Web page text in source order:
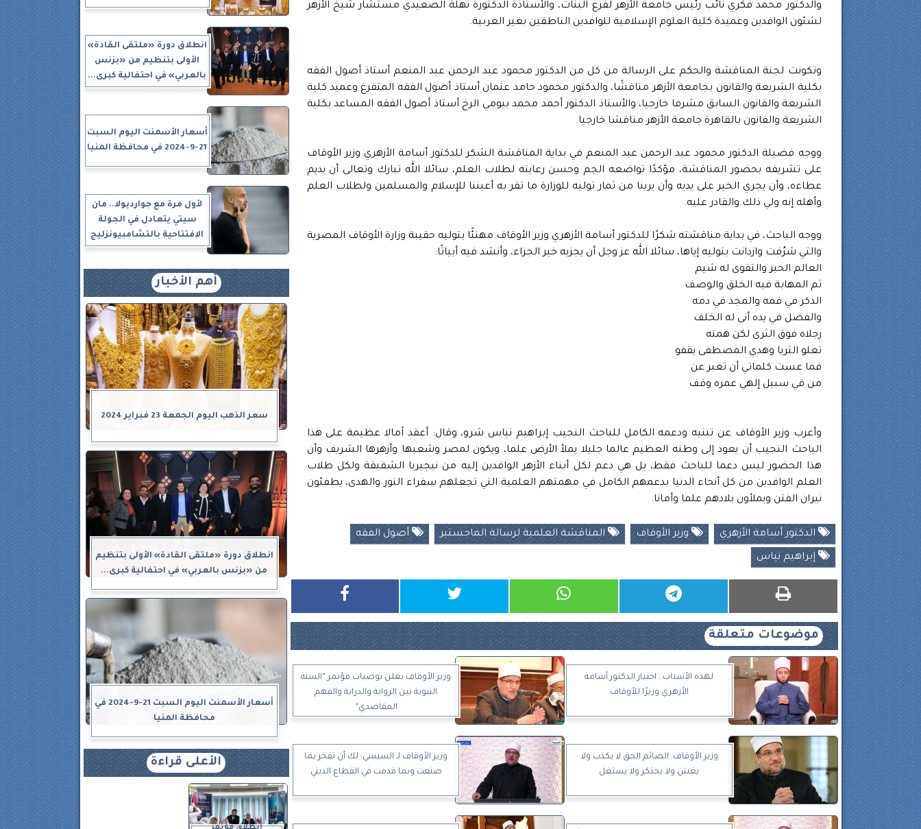
والدكتور محمد فكري نائب رئيس جامعة الأزهر لفرع البنات، والأستاذة الدكتورة نهلة الصعيدي مستشار شيخ الأزهر
لشئون الوافدين وعميدة كلية العلوم الإسلامية للوافدين الناطقين بغير العربية.
وتكونت لجنة المناقشة والحكم على الرسالة من كل من الدكتور محمود عبد الرحمن عبد المنعم أستاذ أصول الفقه
بكلية الشريعة والقانون بجامعة الأزهر مناقشًا، والدكتور محمود حامد عثمان أستاذ أصول الفقه المتفرغ وعميد كلية
الشريعة والقانون السابق مشرفا خارجيا، والأستاذ الدكتور أحمد محمد بيومي الرخ أستاذ أصول الفقه المساعد بكلية
الشريعة والقانون بالقاهرة جامعة الأزهر مناقشا خارجيا.
ووجه فضيلة الدكتور محمود عبد الرحمن عبد المنعم في بداية المناقشة الشكر للدكتور أسامة الأزهري وزير الأوقاف
على تشريفه بحضور المناقشة، مؤكدًا تواضعه الجم وحسن رعايته لطلاب العلم، سائلا الله تبارك وتعالى أن يديم
عطاءه، وأن يجري الخير على يديه وأن يرينا من ثمار توليه للوزارة ما تقر به أعيننا للإسلام والمسلمين ولطلاب العلم
وأهله إنه ولي ذلك والقادر عليه.
ووجه الباحث، في بداية مناقشته شكرًا للدكتور أسامة الأزهري وزير الأوقاف مهنئًا بتوليه حقيبة وزارة الأوقاف المصرية
والتي شرُفت وازدانت بتوليه إياها، سائلا الله عز وجل أن يجزيه خير الجزاء، وأنشد فيه أبياتًا:
العالم الحبر والتقوى له شيم
ثم المهابة فيه الخلق والوصف
الذكر في فمه والمجد في دمه
والفضل في يده أنى له الخلف
رجلاه فوق الثرى لكن همته
تعلو الثريا وهدي المصطفى يقفو
فما عست كلماتي أن تعبر عن
من في سبيل إلهي عمره وقف
وأعرب وزير الأوقاف عن تبنيه ودعمه الكامل للباحث النجيب إبراهيم نياس شرو، وقال: أعقد آمالا عظيمة على هذا
الباحث النجيب أن يعود إلى وطنه العظيم عالما جليلا يملأ الأرض علما، ويكون لمصر وشعبها وأزهرها الشريف وأن
هذا الحضور ليس دعما للباحث فقط، بل هي دعم لكل أبناء الأزهر الوافدين إليه من نيجيريا الشقيقة ولكل طلاب
العلم الوافدين من كل أنحاء الدنيا بدعمهم الكامل في مهمتهم العلمية التي تجعلهم سفراء النور والهدى، يطفئون
نيران الفتن ويملأون بلادهم علما وأمانا.
الدكتور أسامة الأزهري وزير الأوقاف المناقشة العلمية لرسالة الماجستير أصول الفقه
إبراهيم نياس
موضوعات متعلقة
لهذه الأسباب.. اختيار الدكتور أسامة
الأزهري وزيرًا للأوقاف
وزير الأوقاف يعلن توصيات مؤتمر ”السنة
النبوية بين الرواية والدراية والفهم
المقاصدي”
وزير الأوقاف: الصائم الحق لا يكذب ولا
يغش ولا يحتكر ولا يستغل
وزير الأوقاف لـ السيسي: لك أن تفخر بما
صنعت وبما قدمت في القطاع الديني
انطلاق دورة «ملتقى القادة»
الأولى بتنظيم من «بزنس
بالعربي» في احتفالية كبرى...
أسعار الأسمنت اليوم السبت
21-9-2024 في محافظة المنيا
لأول مرة مع جوارديولا.. مان
سيتي يتعادل في الجولة
الافتتاحية بالتشامبيونزليج
أهم الأخبار
سعر الذهب اليوم الجمعة 23 فبراير 2024
انطلاق دورة «ملتقى القادة» الأولى بتنظيم
من «بزنس بالعربي» في احتفالية كبرى...
أسعار الأسمنت اليوم السبت 21-9-2024 في
محافظة المنيا
الأعلى قراءة
انطلاق مؤتمر